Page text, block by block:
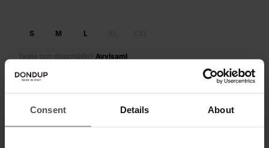
Consent Details About
S M L
Taglia non disponibile?Avvisami